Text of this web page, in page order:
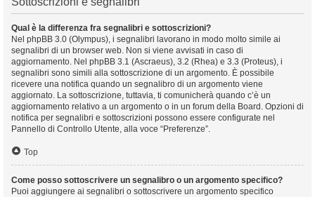
Qual è la differenza fra segnalibri e sottoscrizioni?
Nel phpBB 3.0 (Olympus), i segnalibri lavorano in modo molto simile ai
segnalibri di un browser web. Non si viene avvisati in caso di
aggiornamento. Nel phpBB 3.1 (Ascraeus), 3.2 (Rhea) e 3.3 (Proteus), i
segnalibri sono simili alla sottoscrizione di un argomento. È possibile
ricevere una notifica quando un segnalibro di un argomento viene
aggiornato. La sottoscrizione, tuttavia, ti comunicherà quando c’è un
aggiornamento relativo a un argomento o in un forum della Board. Opzioni di
notifica per segnalibri e sottoscrizioni possono essere configurate nel
Pannello di Controllo Utente, alla voce “Preferenze”.
Top
Come posso sottoscrivere un segnalibro o un argomento specifico?
Puoi aggiungere ai segnalibri o sottoscrivere un argomento specifico